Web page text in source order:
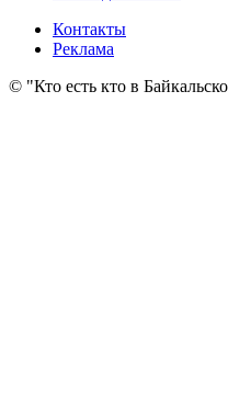
Контакты
Реклама
© "Кто есть кто в